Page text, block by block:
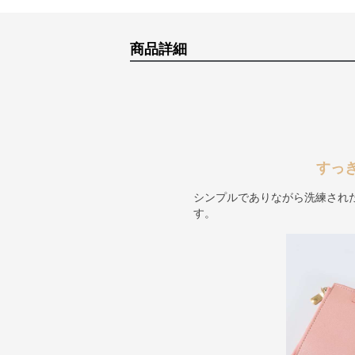
商品詳細
すっ
シンプルでありながら洗練され
す。